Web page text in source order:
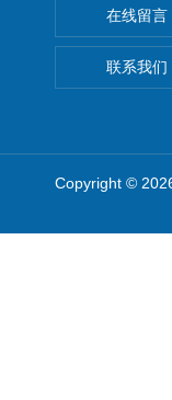
在线留言
联系我们
Copyright ©